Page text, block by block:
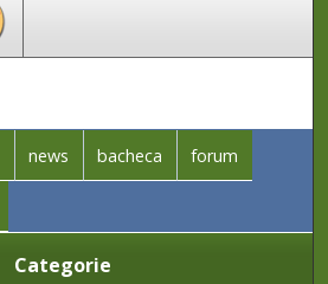
news bacheca forum
Categorie